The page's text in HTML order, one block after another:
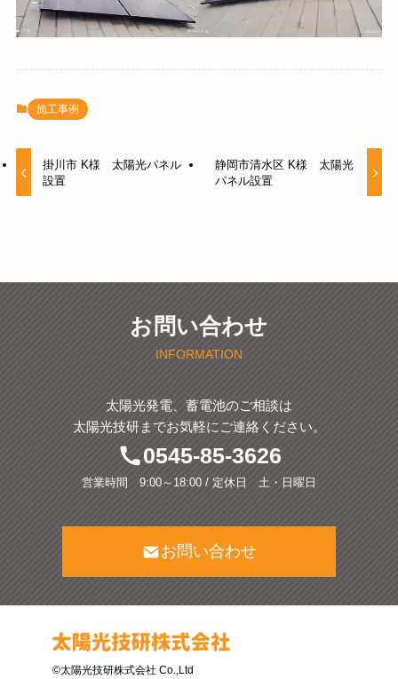
施工事例
掛川市 K様 太陽光パネル
設置
静岡市清水区 K様 太陽光
パネル設置
お問い合わせ
INFORMATION
太陽光発電、蓄電池のご相談は
太陽光技研までお気軽にご連絡ください。
0545-85-3626
営業時間 9:00～18:00 / 定休日 土・日曜日
お問い合わせ
©太陽光技研株式会社 Co.,Ltd